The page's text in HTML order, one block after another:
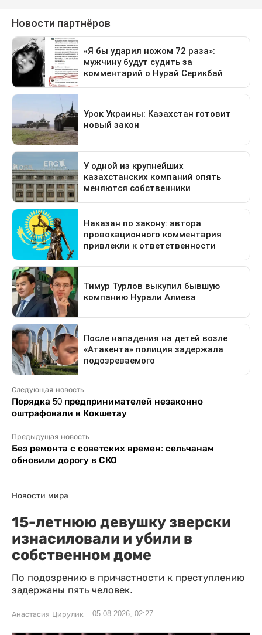
Следующая новость
Порядка 50 предпринимателей незаконно
оштрафовали в Кокшетау
Предыдущая новость
Без ремонта с советских времен: сельчанам
обновили дорогу в СКО
Новости мира
15-летнюю девушку зверски
изнасиловали и убили в
собственном доме
По подозрению в причастности к преступлению
задержаны пять человек.
Анастасия Цирулик 05.08.2026, 02:27